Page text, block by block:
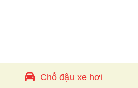
Chỗ đậu xe hơi